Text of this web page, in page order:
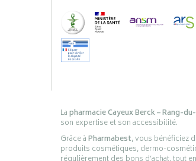
Lapharmacie Cayeux Berck – Rang-
son expertise et son accessibilité.
Grâce àPharmabest, vous bénéficiez
produits cosmétiques, dermo-